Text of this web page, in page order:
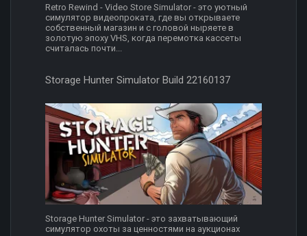
Retro Rewind - Video Store Simulator - это уютный
симулятор видеопроката, где вы открываете
собственный магазин и с головой ныряете в
золотую эпоху VHS, когда перемотка кассеты
считалась почти...
Storage Hunter Simulator Build 22160137
Storage Hunter Simulator - это захватывающий
симулятор охоты за ценностями на аукционах